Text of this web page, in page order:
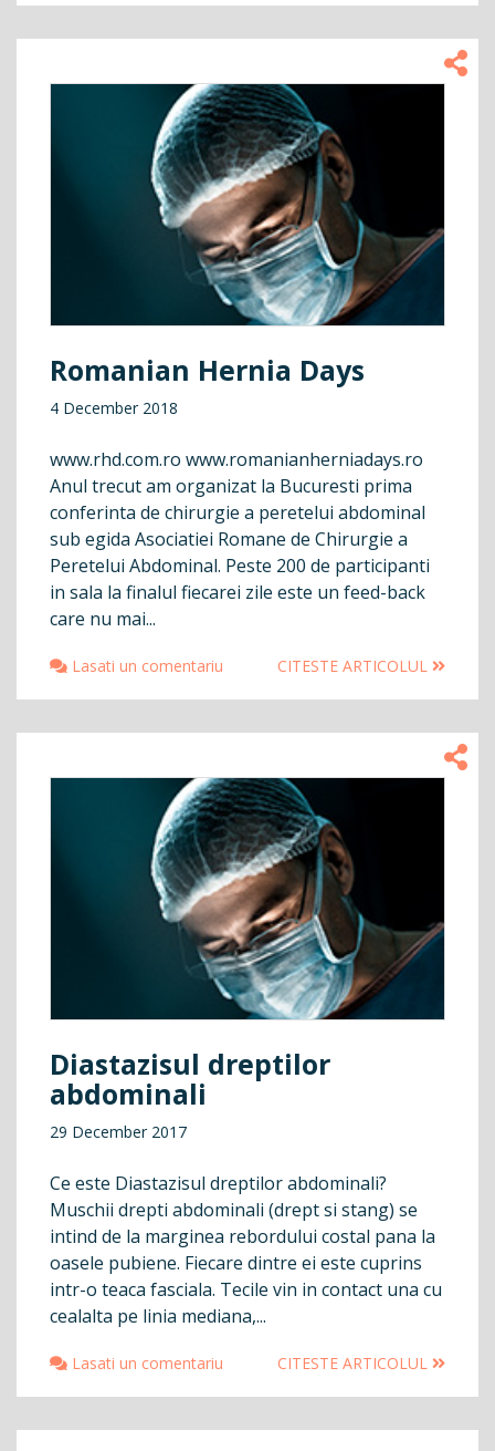
Romanian Hernia Days
4 December 2018
www.rhd.com.ro www.romanianherniadays.ro
Anul trecut am organizat la Bucuresti prima
conferinta de chirurgie a peretelui abdominal
sub egida Asociatiei Romane de Chirurgie a
Peretelui Abdominal. Peste 200 de participanti
in sala la finalul fiecarei zile este un feed-back
care nu mai...
Lasati un comentariu CITESTE ARTICOLUL
Diastazisul dreptilor
abdominali
29 December 2017
Ce este Diastazisul dreptilor abdominali?
Muschii drepti abdominali (drept si stang) se
intind de la marginea rebordului costal pana la
oasele pubiene. Fiecare dintre ei este cuprins
intr-o teaca fasciala. Tecile vin in contact una cu
cealalta pe linia mediana,...
Lasati un comentariu CITESTE ARTICOLUL